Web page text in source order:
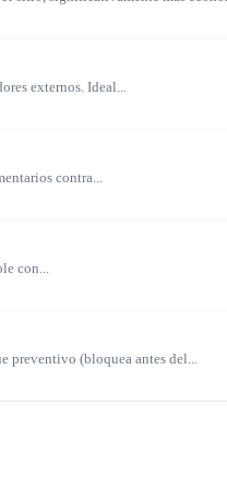
de datos), Antispam
que actúa antes de
gratuito) y de
externos. Ideal...
contra...
con...
preventivo (bloquea antes del...